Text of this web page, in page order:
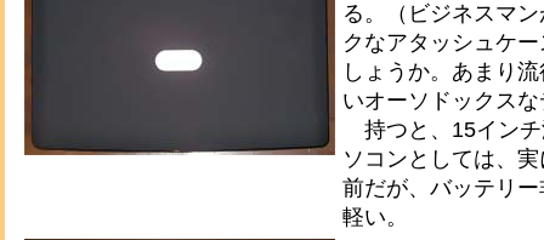
る。（ビジネスマ
クなアタッシュケ
しょうか。あまり
いオーソドックス
持つと、15イン
ソコンとしては、
前だが、バッテリ
軽い。